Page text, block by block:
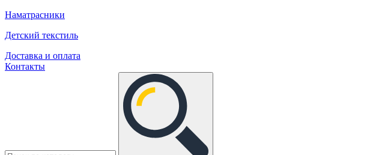
Наматрасники
Детский текстиль
Доставка и оплата
Контакты